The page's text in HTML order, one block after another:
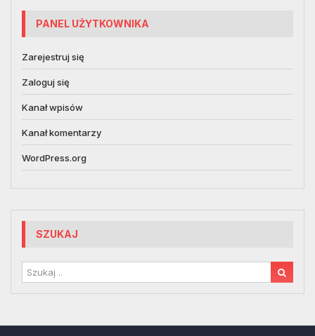
PANEL UŻYTKOWNIKA
Zarejestruj się
Zaloguj się
Kanał wpisów
Kanał komentarzy
WordPress.org
SZUKAJ